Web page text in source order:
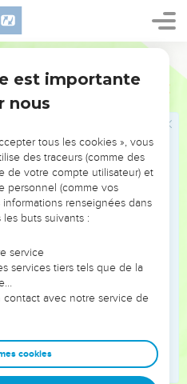
l’amour et la justice Et
Seigneur.
intègres. Quand viendras-tu
viles. Je déteste les
jamais d’attrait pour moi.
de moi, Je ne veux rien
Je lui ferme la
fidèles (les gens de bonne
habiter auprès de moi, Et
maison pour qui use de
pas devant mes yeux.
est importante
nous
tous les cookies », vous
des traceurs (comme des
de votre compte utilisateur) et
personnel (comme vos
renseignées dans
buts suivants :
service
services tiers tels que de la
avec notre service de
cookies